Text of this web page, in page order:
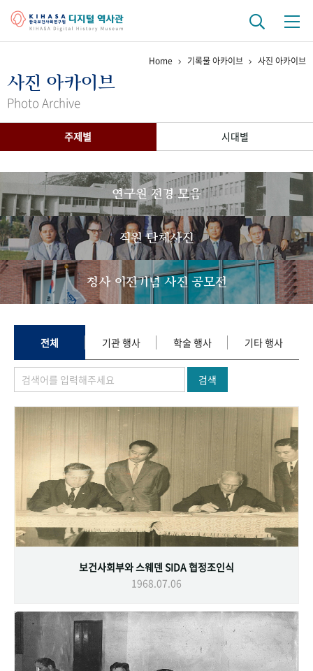
걸어온 길 기관 변천사
간행물 변천사
기록물 아카이브
사진 아카이브 문서 기록물 행정박물 영상 기록물
50+1 주년 기념
성과 50선 숫자로 보는 50년
세계와 함께 한 KIHASA
VR 역사관
Home 기록물 아카이브 사진 아카이브
사진 아카이브
Photo Archive
주제별 시대별
연구원 전경 모음
직원 단체사진
청사 이전기념 사진 공모전
전체 기관 행사 학술 행사 기타 행사
검색
보건사회부와 스웨덴 SIDA 협정조인식
1968.07.06